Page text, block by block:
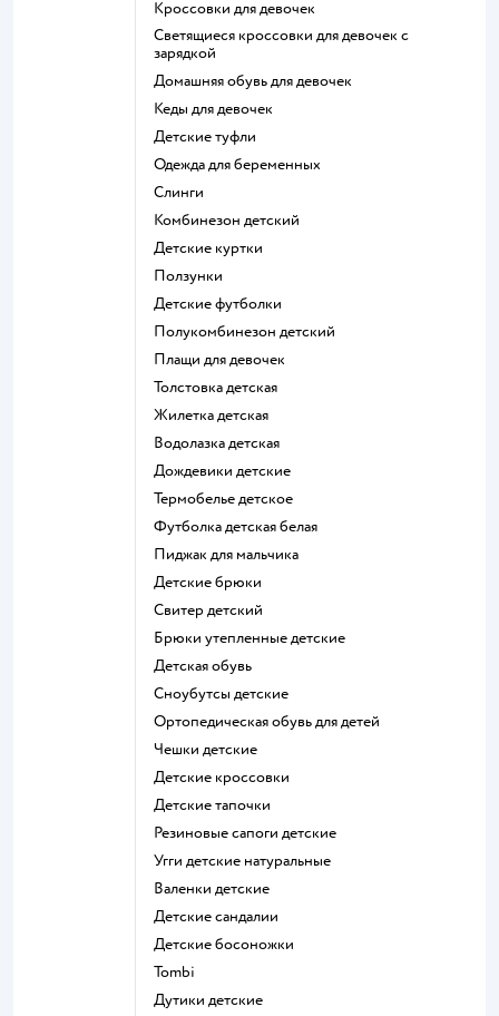
Кроссовки для девочек
Светящиеся кроссовки для девочек с
зарядкой
Домашняя обувь для девочек
Кеды для девочек
Детские туфли
Одежда для беременных
Слинги
Комбинезон детский
Детские куртки
Ползунки
Детские футболки
Полукомбинезон детский
Плащи для девочек
Толстовка детская
Жилетка детская
Водолазка детская
Дождевики детские
Термобелье детское
Футболка детская белая
Пиджак для мальчика
Детские брюки
Свитер детский
Брюки утепленные детские
Детская обувь
Сноубутсы детские
Ортопедическая обувь для детей
Чешки детские
Детские кроссовки
Детские тапочки
Резиновые сапоги детские
Угги детские натуральные
Валенки детские
Детские сандалии
Детские босоножки
Tombi
Дутики детские